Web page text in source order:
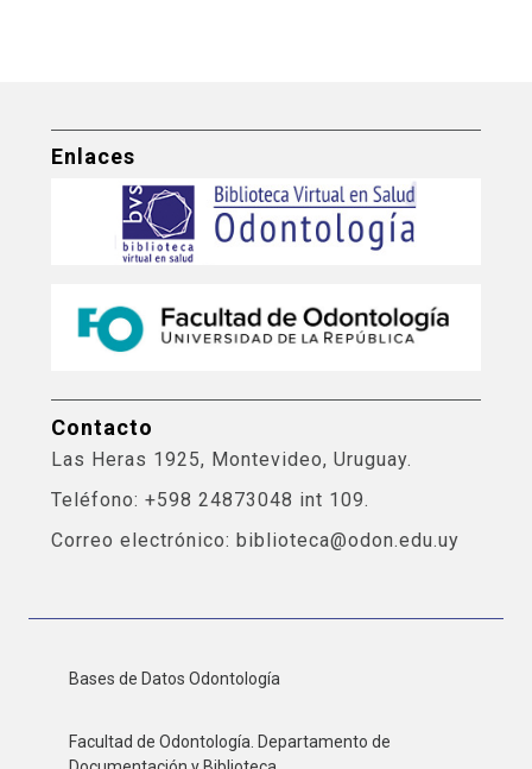
Enlaces
Contacto
Las Heras 1925, Montevideo, Uruguay.
Teléfono: +598 24873048 int 109.
Correo electrónico: biblioteca@odon.edu.uy
Bases de Datos Odontología
Facultad de Odontología. Departamento de